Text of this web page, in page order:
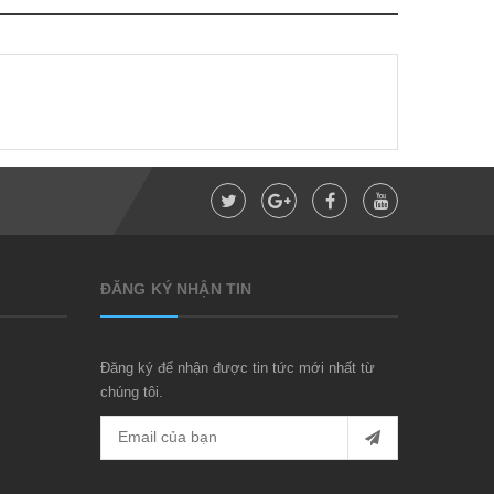
ĐĂNG KÝ NHẬN TIN
Đăng ký để nhận được tin tức mới nhất từ
chúng tôi.